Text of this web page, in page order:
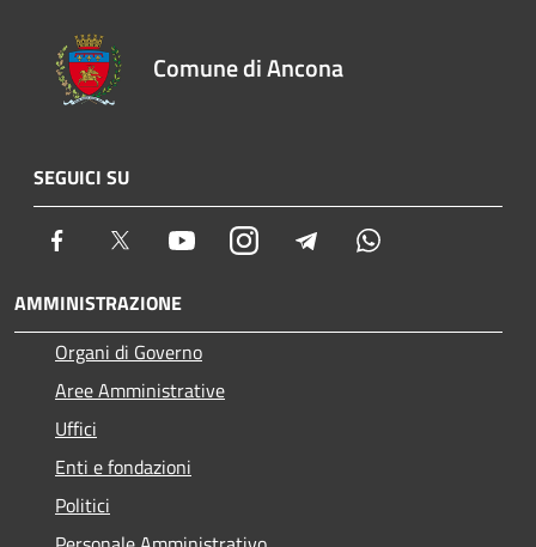
Comune di Ancona
SEGUICI SU
Facebook Twitter YoutubeInstagram Telegram
AMMINISTRAZIONE
Organi di Governo
Aree Amministrative
Uffici
Enti e fondazioni
Politici